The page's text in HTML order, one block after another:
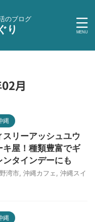
のブログ
り
月
縄
リーアッシュユウ
キ屋！種類豊富でギ
タインデーにも
湾市 沖縄カフェ
沖縄スイ
縄